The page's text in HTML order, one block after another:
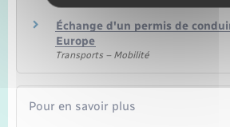
Échange d'un permis de
Europe
Transports – Mobilité
Pour en savoir plus